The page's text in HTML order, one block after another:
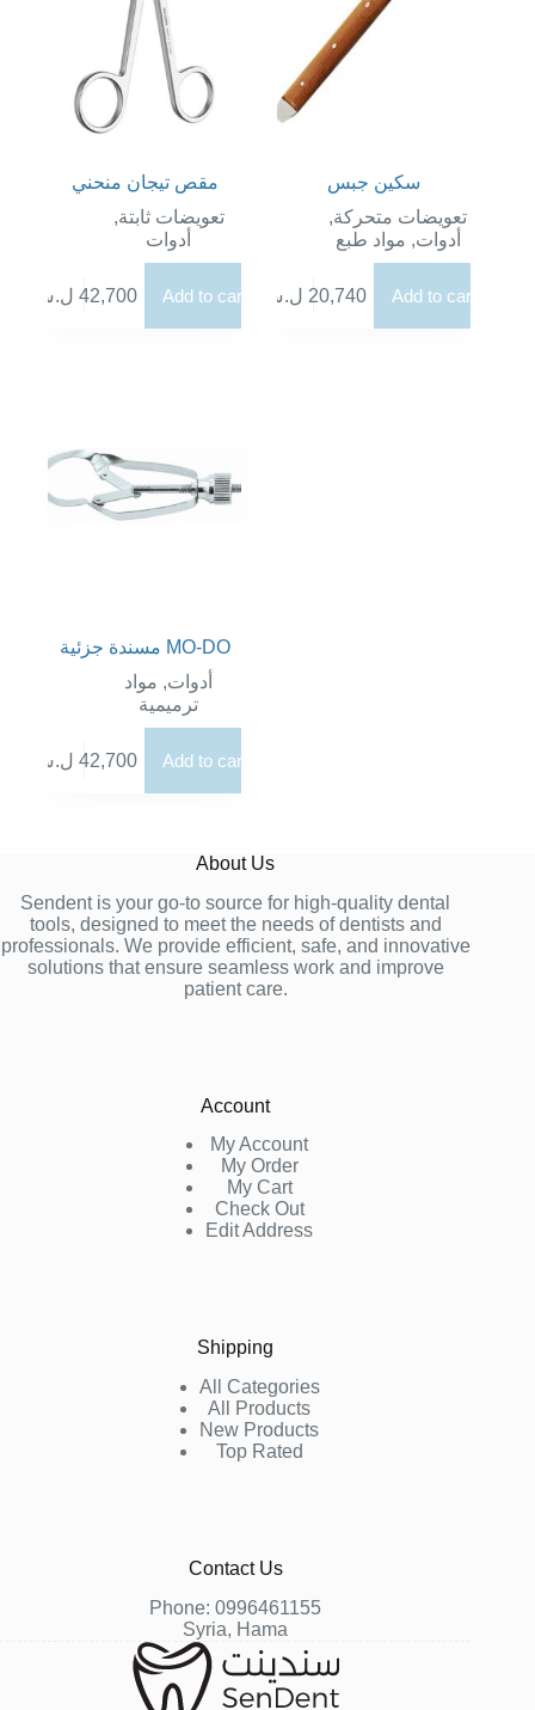
مقص تيجان منحني
تعويضات ثابتة,
أدوات
42,700 ل.س Add to cart
سكين جبس
تعويضات متحركة,
أدوات, مواد طبع
20,740 ل.س Add to cart
مسندة جزئية MO-DO
أدوات, مواد
ترميمية
42,700 ل.س Add to cart
About Us
Sendent is your go-to source for high-quality dental
tools, designed to meet the needs of dentists and
professionals. We provide efficient, safe, and innovative
solutions that ensure seamless work and improve
patient care.
Account
My Account
My Order
My Cart
Check Out
Edit Address
Shipping
All Categories
All Products
New Products
Top Rated
Contact Us
Phone:0996461155
Syria, Hama